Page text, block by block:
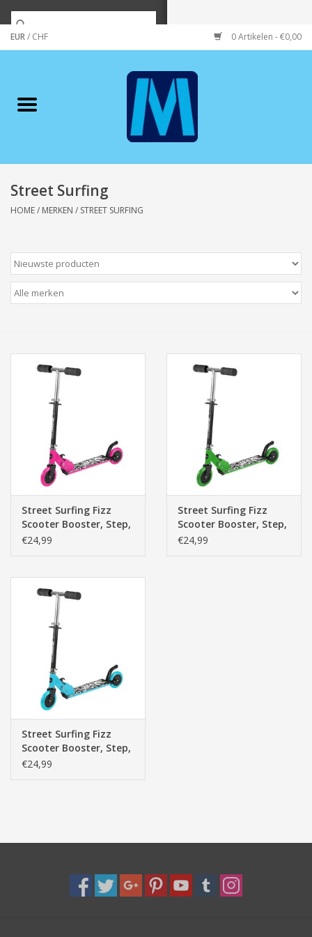
EUR/ CHF 0 Artikelen - €0,00
Merken
Wonen/koken/huishouden
Wenskaarten
Zeeuws/Streek
Baby & Peuter
Speelgoed & hobby
Cadeau & feest
Contact/Locatie
Street Surfing
HOME/ MERKEN / STREET SURFING
Street Surfing Fizz
Scooter Booster, Step,
Pink
€24,99
Street Surfing Fizz
Scooter Booster, Step,
Groen
€24,99
Street Surfing Fizz
Scooter Booster, Step,
Blauw
€24,99